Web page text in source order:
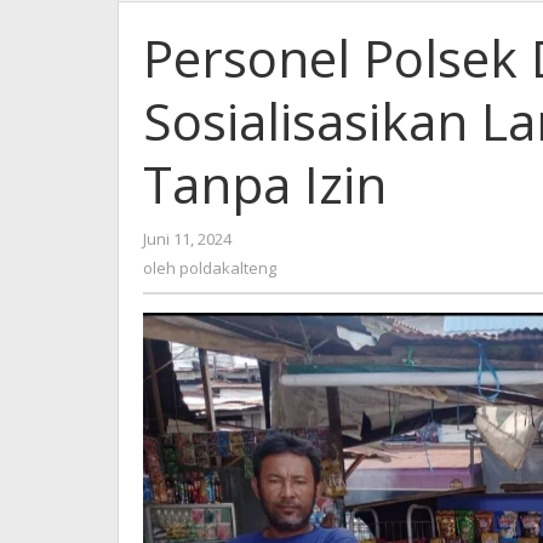
Personel Polsek
Sosialisasikan
Tanpa Izin
Juni 11, 2024
poldakalteng
oleh poldakalteng